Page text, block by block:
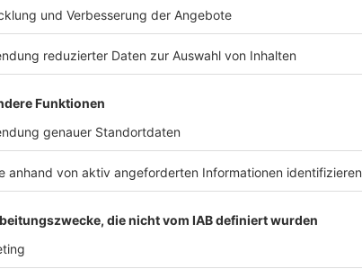
stornieren?
stor­nie­ren. Aller­dings kann der Veran­stal­ter dann
die
nicht unmit­tel­bar bevor­ste­hen,
abzu­war­ten.
getä­tigte (An-)Zahlun­gen zurück­for­dern. Das
Flug­ha­fen nicht ange­flo­gen werdenkann. Dann kann
verlan­gen. Bereits geleis­tete Anzah­lun­gen
Beispiel ein Well­nes­s­ur­laub gebucht wurde, jedoch
kann es möglich sein, den Über­nach­tungs­preis zu